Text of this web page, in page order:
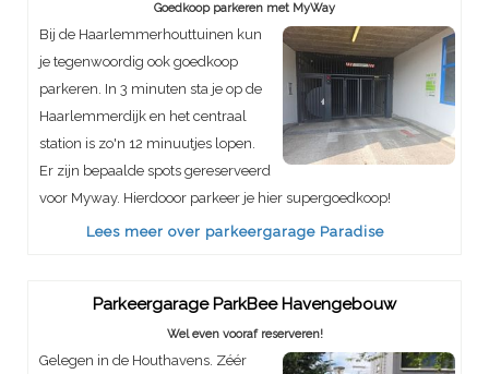
Goedkoop parkeren met MyWay
Bij de Haarlemmerhouttuinen kun
je tegenwoordig ook goedkoop
parkeren. In 3 minuten sta je op de
Haarlemmerdijk en het centraal
station is zo'n 12 minuutjes lopen.
Er zijn bepaalde spots gereserveerd
voor Myway. Hierdooor parkeer je hier supergoedkoop!
Lees meer over parkeergarage Paradise
Parkeergarage ParkBee Havengebouw
Wel even vooraf reserveren!
Gelegen in de Houthavens. Zéér